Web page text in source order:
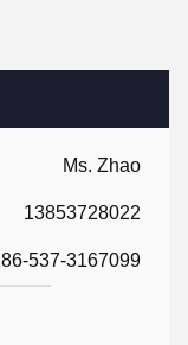
Ms. Zhao
13853728022
86-537-3167099